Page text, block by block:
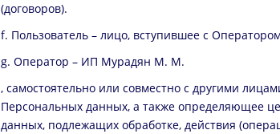
(договоров).
f. Пользователь – лицо, вступившее с
g. Оператор – ИП Мурадян М. М.
, самостоятельно или совместно с другими
Персональных данных, а также определяющее
данных, подлежащих обработке, действия